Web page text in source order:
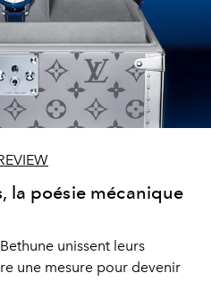
la poésie mécanique
unissent leurs
une mesure pour devenir